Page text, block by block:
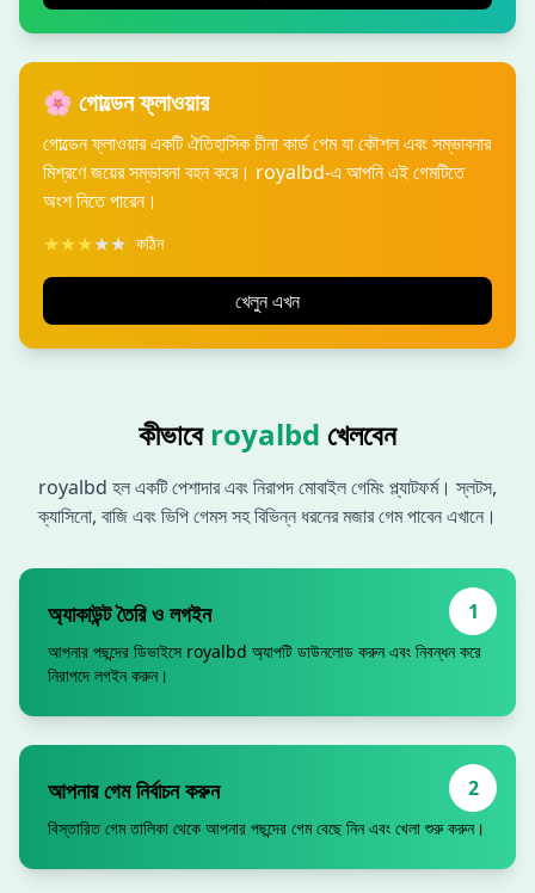
🌸 গোল্ডেন ফ্লাওয়ার
গোল্ডেন ফ্লাওয়ার একটি ঐতিহাসিক চীনা কার্ড গেম যা কৌশল এবং সম্ভাবনার
মিশ্রণে জয়ের সম্ভাবনা বহন করে। royalbd-এ আপনি এই গেমটিতে
অংশ নিতে পারেন।
★★★★★ কঠিন
খেলুন এখন
কীভাবেroyalbd খেলবেন
royalbd হল একটি পেশাদার এবং নিরাপদ মোবাইল গেমিং প্ল্যাটফর্ম। স্লটস,
ক্যাসিনো, বাজি এবং ভিপি গেমস সহ বিভিন্ন ধরনের মজার গেম পাবেন এখানে।
1
অ্যাকাউন্ট তৈরি ও লগইন
আপনার পছন্দের ডিভাইসে royalbd অ্যাপটি ডাউনলোড করুন এবং নিবন্ধন করে
নিরাপদে লগইন করুন।
2
আপনার গেম নির্বাচন করুন
বিস্তারিত গেম তালিকা থেকে আপনার পছন্দের গেম বেছে নিন এবং খেলা শুরু করুন।